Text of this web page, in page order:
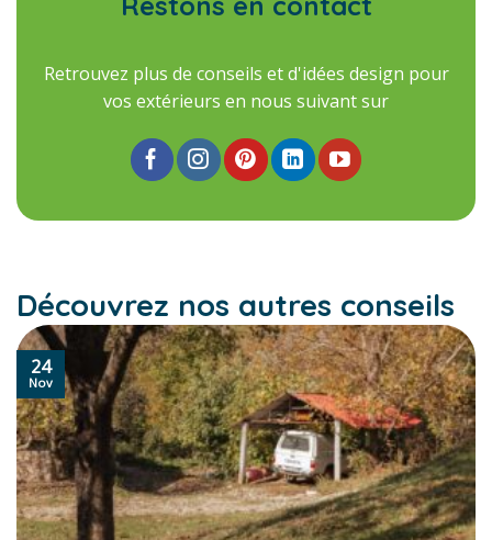
Retrouvez plus de conseils et d'idées design pour
vos extérieurs en nous suivant sur
Découvrez nos autres conseils
24
Nov